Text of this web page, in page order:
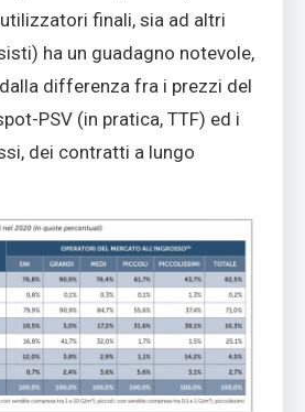
finali, sia ad altri
ha un guadagno notevole,
differenza fra i prezzi del
PSV (in pratica, TTF) ed i
dei contratti a lungo